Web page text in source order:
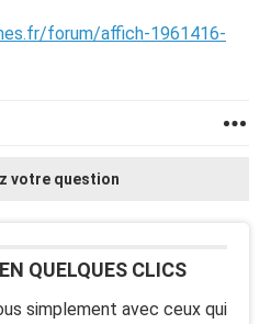
forum/affich-1961416-
votre question
QUELQUES CLICS
simplement avec ceux qui